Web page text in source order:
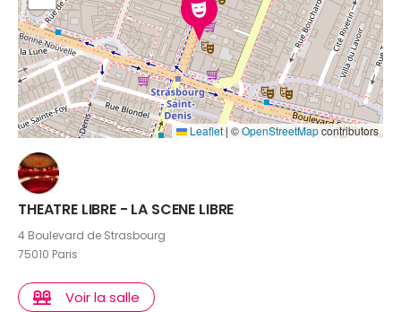
Leaflet| ©OpenStreetMapcontributors
THEATRE LIBRE - LA SCENE LIBRE
4 Boulevard de Strasbourg
75010 Paris
Voir la salle